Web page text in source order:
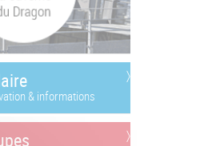
& informations